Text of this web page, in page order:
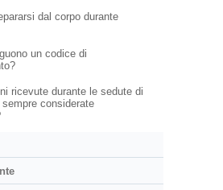
dal corpo durante
un codice di
ricevute durante le sedute di
considerate